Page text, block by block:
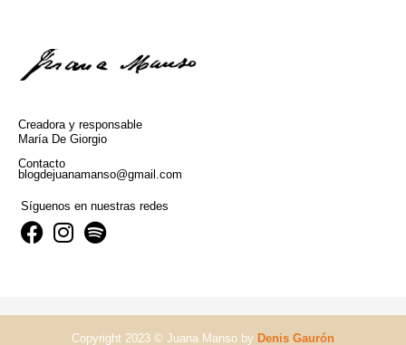
Creadora y responsable
María De Giorgio
Contacto
blogdejuanamanso@gmail.com
Síguenos en nuestras redes
Copyright 2023 © Juana Manso by Denis Gaurón